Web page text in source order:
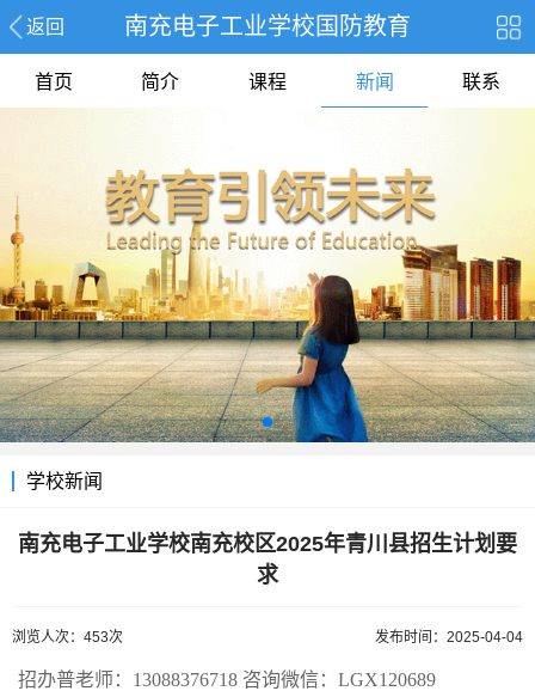
返回 南充电子工业学校国防教育
首页 简介 课程 新闻 联系
学校新闻
南充电子工业学校南充校区2025年青川县招生计划要
求
浏览人次：453次 发布时间：2025-04-04
招办普老师：13088376718 咨询微信：LGX120689